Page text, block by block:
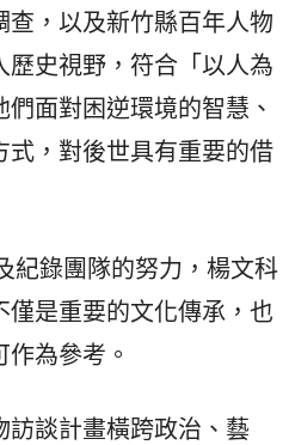
，以及新竹縣百年人物
史視野，符合「以人為
面對困逆環境的智慧、
式，對後世具有重要的借
紀錄團隊的努力，楊文科
是重要的文化傳承，也
為參考。
談計畫橫跨政治、藝